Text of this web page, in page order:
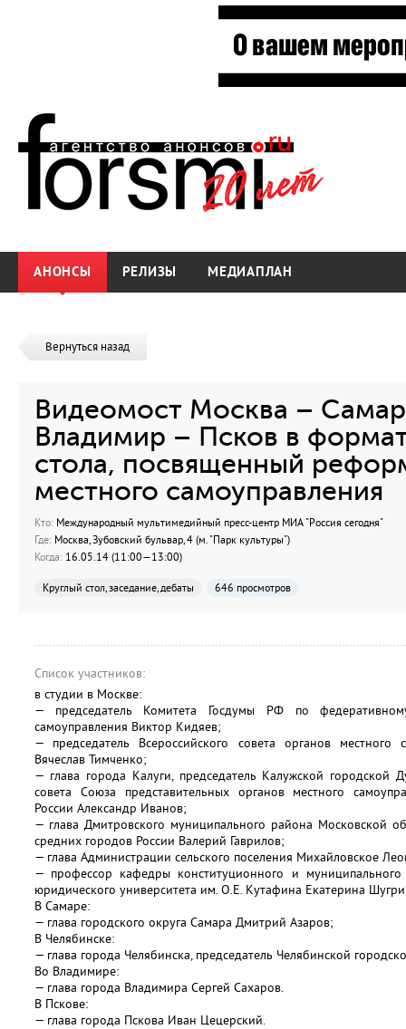
АНОНСЫ РЕЛИЗЫ МЕДИАПЛАН
Вернуться назад
Видеомост Москва –
Владимир – Псков в
стола, посвященный
местного самоуправления
Кто: Международный мультимедийный пресс-центр МИА "Россия сегодня"
Где: Москва, Зубовский бульвар, 4 (м. "Парк культуры")
Когда: 16.05.14 (11:00—13:00)
Круглый стол, заседание, дебаты 646 просмотров
Список участников:
в студии в Москве:
— председатель Комитета Госдумы РФ по
самоуправления Виктор Кидяев;
— председатель Всероссийского совета органов местного
Вячеслав Тимченко;
— глава города Калуги, председатель Калужской городской
совета Союза представительных органов местного
России Александр Иванов;
— глава Дмитровского муниципального района Московской
средних городов России Валерий Гаврилов;
— глава Администрации сельского поселения Михайловское
— профессор кафедры конституционного и муниципального
юридического университета им. О.Е. Кутафина Екатерина
В Самаре:
— глава городского округа Самара Дмитрий Азаров;
В Челябинске:
— глава города Челябинска, председатель Челябинской
Во Владимире:
— глава города Владимира Сергей Сахаров.
В Пскове:
— глава города Пскова Иван Цецерский.